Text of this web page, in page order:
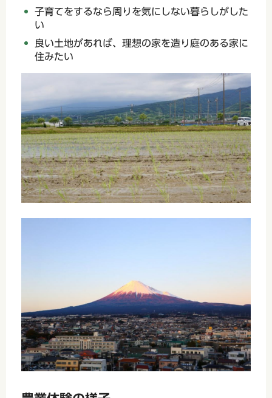
子育てをするなら周りを気にしない暮らしがした
い
良い土地があれば、理想の家を造り庭のある家に
住みたい